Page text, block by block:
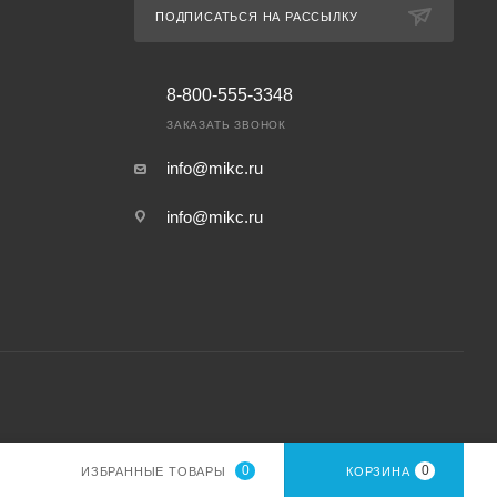
ПОДПИСАТЬСЯ НА РАССЫЛКУ
8-800-555-3348
ЗАКАЗАТЬ ЗВОНОК
info@mikc.ru
info@mikc.ru
ИЗБРАННЫЕ ТОВАРЫ 0 КОРЗИНА 0